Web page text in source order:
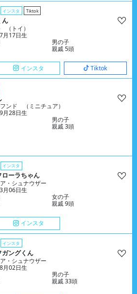
インスタ Tiktok
ん
（トイ）
月17日生
男の子
親戚 5頭
インスタ Tiktok
ンド （ミニチュア）
月28日生
男の子
親戚 3頭
インスタ
ローラちゃん
・シュナウザー
月06日生
女の子
親戚 9頭
インスタ
インスタ
ガングくん
・シュナウザー
月02日生
男の子
親戚 33頭